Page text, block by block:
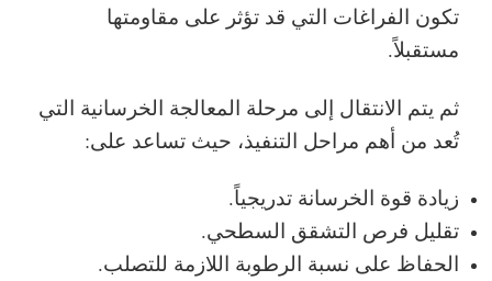
تكون الفراغات التي قد تؤثر على مقاومتها
مستقبلاً.
ثم يتم الانتقال إلى مرحلة المعالجة الخرسانية التي
تُعد من أهم مراحل التنفيذ، حيث تساعد على:
زيادة قوة الخرسانة تدريجياً.
تقليل فرص التشقق السطحي.
الحفاظ على نسبة الرطوبة اللازمة للتصلب.